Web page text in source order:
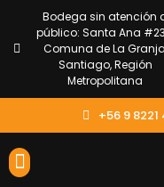
Bodega sin atención
público: Santa Ana
Comuna de La
Santiago, Región
Metropolitana
+56 9